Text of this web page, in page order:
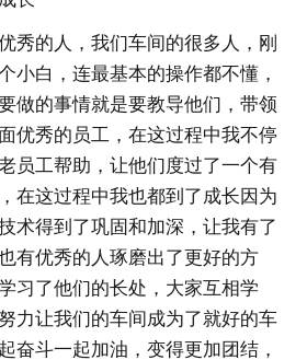
的人，我们车间的很多人，刚
小白，连最基本的操作都不懂，
做的事情就是要教导他们，带领
优秀的员工，在这过程中我不停
员工帮助，让他们度过了一个有
在这过程中我也都到了成长因为
术得到了巩固和加深，让我有了
有优秀的人琢磨出了更好的方
习了他们的长处，大家互相学
力让我们的车间成为了就好的车
奋斗一起加油，变得更加团结，